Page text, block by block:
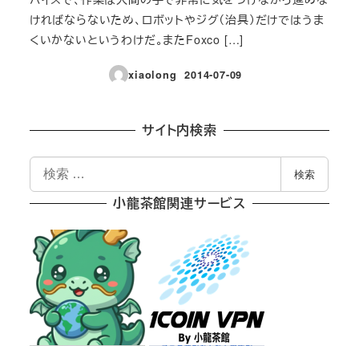
ければならないため、ロボットやジグ（治具）だけではうま
くいかないというわけだ。またFoxco […]
xiaolong
投稿日
2014-07-09
サイト内検索
索
検索
小龍茶館関連サービス